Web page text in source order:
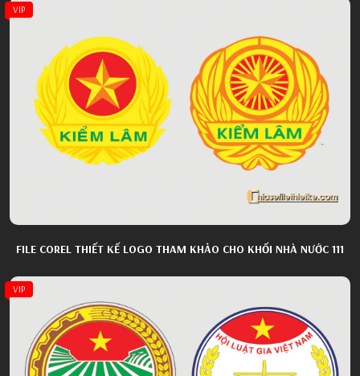
VIP
FILE COREL THIẾT KẾ LOGO THAM KHẢO CHO KHỐI NHÀ NƯỚC 111
VIP